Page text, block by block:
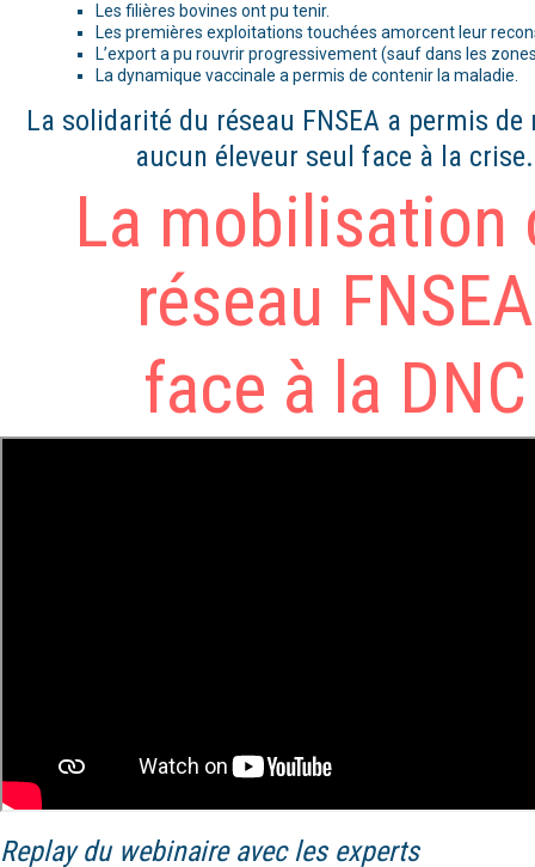
Les filières bovines ont pu tenir.
Les premières exploitations touchées amorcent leur
L’export a pu rouvrir progressivement (sauf dans les
La dynamique vaccinale a permis de contenir la maladie.
La solidarité du réseau FNSEA a permis de
aucun éleveur seul face à la crise.
La mobilisation
réseau FNSEA
face à la DNC
Replay du webinaire avec les experts